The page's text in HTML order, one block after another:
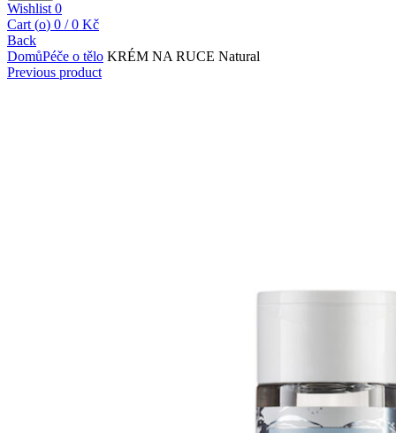
Wishlist0
Cart (o) 0 / 0 Kč
Back
DomůPéče o tělo KRÉM NA RUCE Natural
Previous product